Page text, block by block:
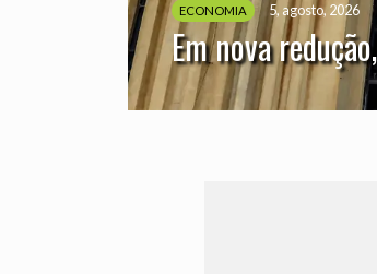
ECONOMIA 5, agosto, 2026
Em nova